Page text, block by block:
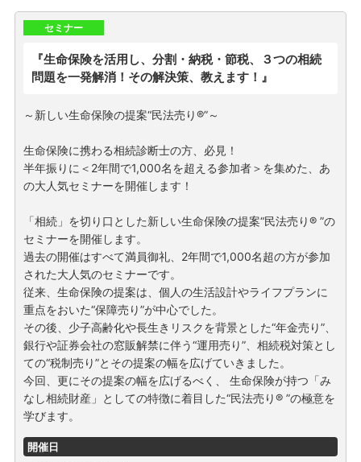
セミナー
『生命保険を活用し、分割・納税・節税、３つの相続
問題を一発解消！その解決策、教えます！』
～新しい生命保険の提案“民法売り®”～
生命保険に携わる相続診断士の方、必見！
半年振りに＜2年間で1,000名を超える参加者＞を集めた、あ
の大人気セミナーを開催します！
「相続」を切り口とした新しい生命保険の提案“民法売り® ”の
セミナーを開催します。
過去の開催はすべて満員御礼、2年間で1,000名超の方が参加
された大人気のセミナーです。
従来、生命保険の提案は、個人の生活設計やライフプランに
重点をおいた“保障売り”が中心でした。
その後、少子高齢化や長生きリスクを背景とした“年金売り”、
銀行や証券会社の窓販解禁に伴う“運用売り”、相続税対策とし
ての“税制売り”とその提案の幅を広げていきました。
今回、更にその提案の幅を広げるべく、 生命保険が持つ「み
なし相続財産」としての特徴に着目した“民法売り® ”の極意を
学びます。
開催日